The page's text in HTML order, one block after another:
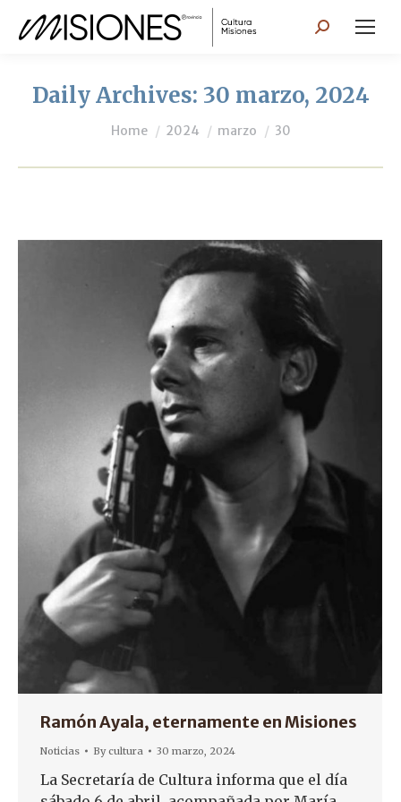
Search:
Daily Archives: 30 marzo, 2024
You are here:
Home 2024 marzo 30
Ramón Ayala, eternamente en Misiones
Noticias Bycultura 30 marzo, 2024
La Secretaría de Cultura informa que el día